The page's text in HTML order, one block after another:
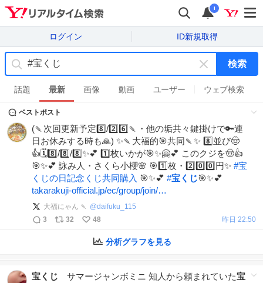
i
ログイン ID新規取得
キ
ー
ワ
ド
を
消
す
検索
話題 最新 画像 動画 ユーザー ウェブ検索
ベストポスト
(🍡次回更新予定8️⃣/2️⃣6️⃣🍡・他の垢共々鍵掛けで🔑連
日お休みする時も🙏) ✨🍡大福的🎯共同🍡✨ 8️⃣並び🤠
👍🗓️8️⃣/8️⃣/8️⃣✨💕 1️⃣枚いかが🎯✨🤗💕 このクジを🤠👍
🎯✨💕 詠み人・さくら小櫻🌸 🎯1️⃣枚・2️⃣0️⃣0️⃣円✨ #宝
くじの日記念くじ共同購入 🎯✨💕 #宝くじ🎯✨💕
takarakuji-official.jp/ec/group/join/…
大福にゃん 🍡 @daifuku_115
3
32 48 昨日 22:50
分析グラフを見る
宝くじ サマージャンボミニ 知人から頼まれていた宝